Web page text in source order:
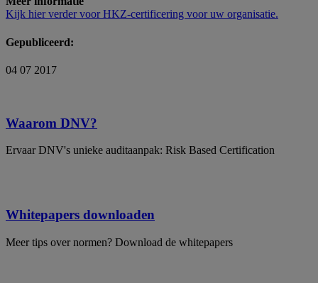
Kijk hier verder voor HKZ-certificering voor uw organisatie.
Gepubliceerd:
04 07 2017
Waarom DNV?
Ervaar DNV's unieke auditaanpak: Risk Based Certification
Whitepapers downloaden
Meer tips over normen? Download de whitepapers